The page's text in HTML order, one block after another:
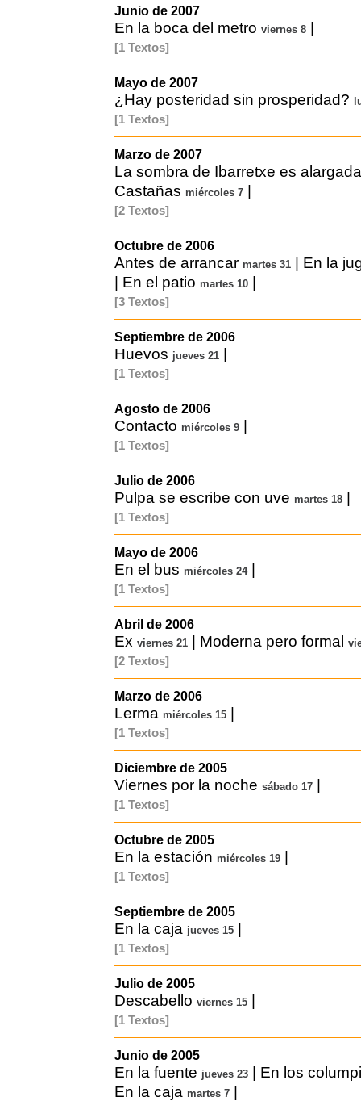
Junio de 2007
En la boca del metro viernes 8
[1 Textos]
Mayo de 2007
¿Hay posteridad sin prosperidad?
[1 Textos]
Marzo de 2007
La sombra de Ibarretxe es alargada
Castañas miércoles 7
[2 Textos]
Octubre de 2006
Antes de arrancar martes 31
En la
En el patio martes 10
[3 Textos]
Septiembre de 2006
Huevos jueves 21
[1 Textos]
Agosto de 2006
Contacto miércoles 9
[1 Textos]
Julio de 2006
Pulpa se escribe con uve martes 18
[1 Textos]
Mayo de 2006
En el bus miércoles 24|
[1 Textos]
Abril de 2006
Ex viernes 21 Moderna pero formal
[2 Textos]
Marzo de 2006
Lerma miércoles 15
[1 Textos]
Diciembre de 2005
Viernes por la noche sábado 17
[1 Textos]
Octubre de 2005
En la estación miércoles 19
[1 Textos]
Septiembre de 2005
En la caja jueves 15
[1 Textos]
Julio de 2005
Descabello viernes 15
[1 Textos]
Junio de 2005
En la fuente jueves 23
En los
En la caja martes 7